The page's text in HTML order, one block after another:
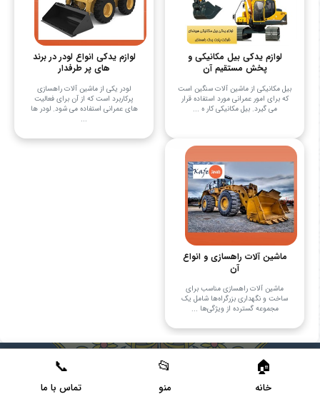
لوازم یدکی بیل مکانیکی و
پخش مستقیم آن
بیل مکانیکی از ماشین آلات سنگین است
که برای امور عمرانی مورد استفاده قرار
می گیرد. بیل مکانیکی کار ه ...
لوازم یدکی انواع لودر در برند
های پر طرفدار
لودر یکی از ماشین آلات راهسازی
پرکاربرد است که از آن برای فعالیت
های عمرانی استفاده می شود. لودر ها
...
ماشین آلات راهسازی و انواع
آن
ماشین آلات راهسازی مناسب برای
ساخت و نگهداری بزرگراه‌ها شامل یک
مجموعه گسترده از ویژگی‌ها ...
خانه منو تماس با ما